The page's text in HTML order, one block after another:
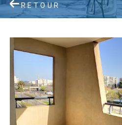
RETOUR